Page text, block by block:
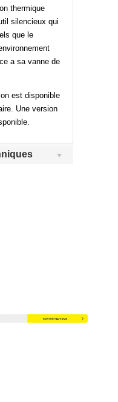
thermique
silencieux qui
que le
a sa vanne de
est disponible
Une version